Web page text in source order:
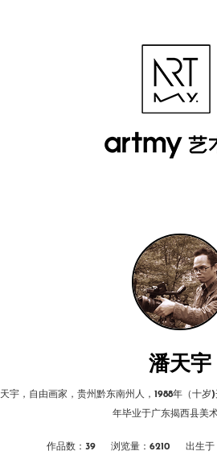
潘天宇
宇，自由画家，贵州黔东南州人，1988年（十岁
年毕业于广东揭西县美术
作品数：39 浏览量：6210 出生于